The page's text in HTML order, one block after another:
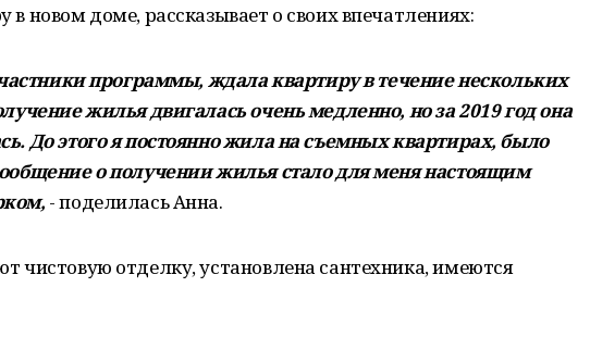
в новом доме, рассказывает о своих впечатлениях:
программы, ждала квартиру в течение нескольких
жилья двигалась очень медленно, но за 2019 год она
До этого я постоянно жила на съемных квартирах, было
о получении жилья стало для меня настоящим
- поделилась Анна.
чистовую отделку, установлена сантехника, имеются